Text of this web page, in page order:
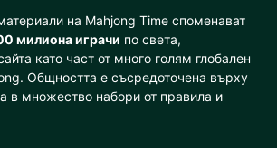
на Mahjong Time споменават
милиона играчи по света,
като част от много голям глобален
Общността е съсредоточена върху
в множество набори от правила и